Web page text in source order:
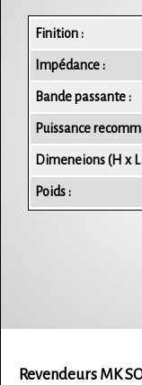
Finition :
Impédance :
Bande passante :
Puissance
Dimeneions (H x L
Poids :
Revendeurs MK